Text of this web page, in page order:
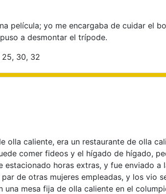
película; yo me encargaba de cuidar el
a desmontar el trípode.
25, 30, 32
olla caliente, era un restaurante de olla
comer fideos y el hígado de hígado,
estacionado horas extras, y fue enviado
de otras mujeres empleadas, y los
una mesa fija de olla caliente en el